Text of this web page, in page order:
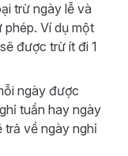
trừ ngày lễ và
phép. Ví dụ một
được trừ ít đi 1
ngày được
tuần hay ngày
trả về ngày nghỉ